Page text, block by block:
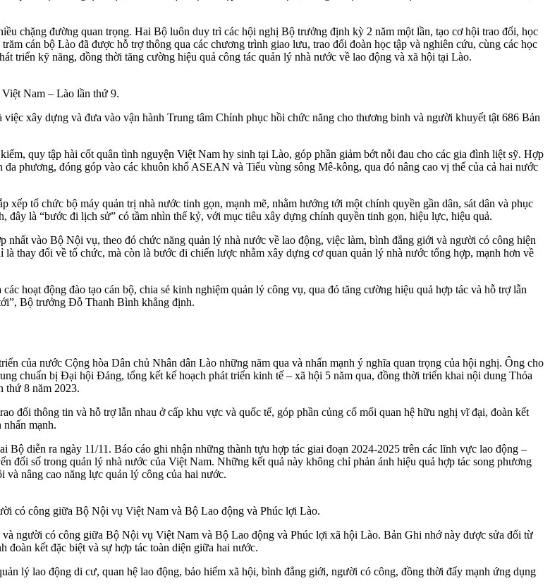
chặng đường quan trọng. Hai Bộ luôn duy trì các hội nghị Bộ trưởng định kỳ 2 năm một lần, tạo cơ hội trao đổi, học
cán bộ Lào đã được hỗ trợ thông qua các chương trình giao lưu, trao đổi đoàn học tập và nghiên cứu, cùng các học
triển kỹ năng, đồng thời tăng cường hiệu quả công tác quản lý nhà nước về lao động và xã hội tại Lào.
Nam – Lào lần thứ 9.
xây dựng và đưa vào vận hành Trung tâm Chỉnh phục hồi chức năng cho thương binh và người khuyết tật 686 Bản
quy tập hài cốt quân tình nguyện Việt Nam hy sinh tại Lào, góp phần giảm bớt nỗi đau cho các gia đình liệt sỹ. Hợp
phương, đóng góp vào các khuôn khổ ASEAN và Tiểu vùng sông Mê-kông, qua đó nâng cao vị thế của cả hai nước
tổ chức bộ máy quản trị nhà nước tinh gọn, mạnh mẽ, nhằm hướng tới một chính quyền gần dân, sát dân và phục
là “bước đi lịch sử” có tầm nhìn thế kỷ, với mục tiêu xây dựng chính quyền tinh gọn, hiệu lực, hiệu quả.
vào Bộ Nội vụ, theo đó chức năng quản lý nhà nước về lao động, việc làm, bình đẳng giới và người có công hiện
thay đổi về tổ chức, mà còn là bước đi chiến lược nhằm xây dựng cơ quan quản lý nhà nước tổng hợp, mạnh hơn về
hoạt động đào tạo cán bộ, chia sẻ kinh nghiệm quản lý công vụ, qua đó tăng cường hiệu quả hợp tác và hỗ trợ lẫn
Bộ trưởng Đỗ Thanh Bình khẳng định.
của nước Cộng hòa Dân chủ Nhân dân Lào những năm qua và nhấn mạnh ý nghĩa quan trọng của hội nghị. Ông cho
chuẩn bị Đại hội Đảng, tổng kết kế hoạch phát triển kinh tế – xã hội 5 năm qua, đồng thời triển khai nội dung Thỏa
thứ 8 năm 2023.
đổi thông tin và hỗ trợ lẫn nhau ở cấp khu vực và quốc tế, góp phần củng cố mối quan hệ hữu nghị vĩ đại, đoàn kết
mạnh.
diễn ra ngày 11/11. Báo cáo ghi nhận những thành tựu hợp tác giai đoạn 2024-2025 trên các lĩnh vực lao động –
đổi số trong quản lý nhà nước của Việt Nam. Những kết quả này không chỉ phản ánh hiệu quả hợp tác song phương
nâng cao năng lực quản lý công của hai nước.
có công giữa Bộ Nội vụ Việt Nam và Bộ Lao động và Phúc lợi Lào.
người có công giữa Bộ Nội vụ Việt Nam và Bộ Lao động và Phúc lợi xã hội Lào. Bản Ghi nhớ này được sửa đổi từ
đoàn kết đặc biệt và sự hợp tác toàn diện giữa hai nước.
lý lao động di cư, quan hệ lao động, bảo hiểm xã hội, bình đẳng giới, người có công, đồng thời đẩy mạnh ứng dụng